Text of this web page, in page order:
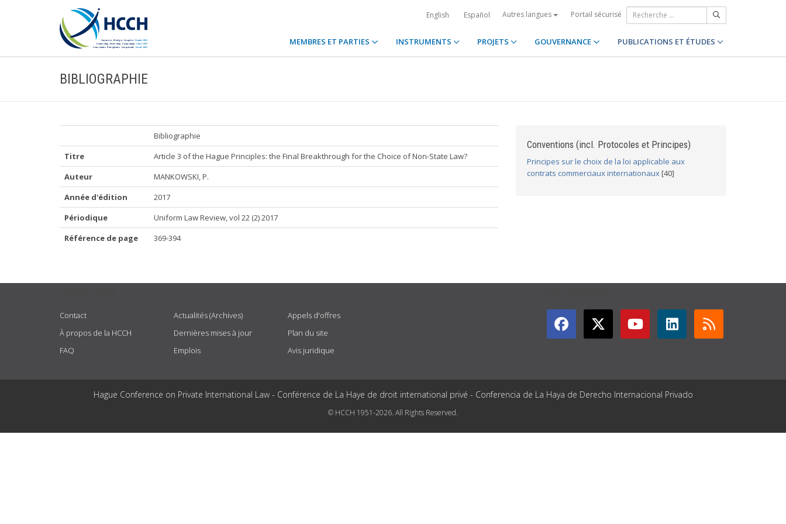
English Español Autres langues Portail sécurisé
MEMBRES ET PARTIES INSTRUMENTS PROJETS GOUVERNANCE PUBLICATIONS ET ÉTUDES
BIBLIOGRAPHIE
Bibliographie
Titre
Article 3 of the Hague Principles: the Final Breakthrough for the Choice of Non-State Law?
Auteur
MANKOWSKI, P.
Année d'édition
2017
Périodique
Uniform Law Review, vol 22 (2) 2017
Référence de page
369-394
Conventions (incl. Protocoles et Principes)
Principes sur le choix de la loi applicable aux
contrats commerciaux internationaux[40]
Contact
À propos de la HCCH
FAQ
Actualités (Archives)
Dernières mises à jour
Emplois
Appels d'offres
Plan du site
Avis juridique
Hague Conference on Private International Law - Conférence de La Haye de droit international privé - Conferencia de La Haya de Derecho Internacional Privado
© HCCH 1951-2026. All Rights Reserved.